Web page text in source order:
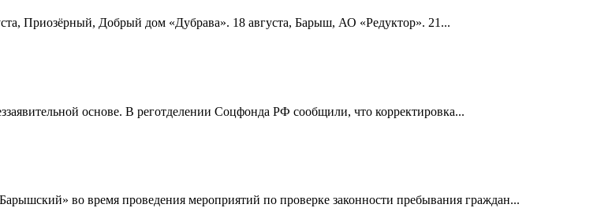
Приозёрный, Добрый дом «Дубрава». 18 августа, Барыш, АО «Редуктор». 21...
основе. В реготделении Соцфонда РФ сообщили, что корректировка...
во время проведения мероприятий по проверке законности пребывания граждан...